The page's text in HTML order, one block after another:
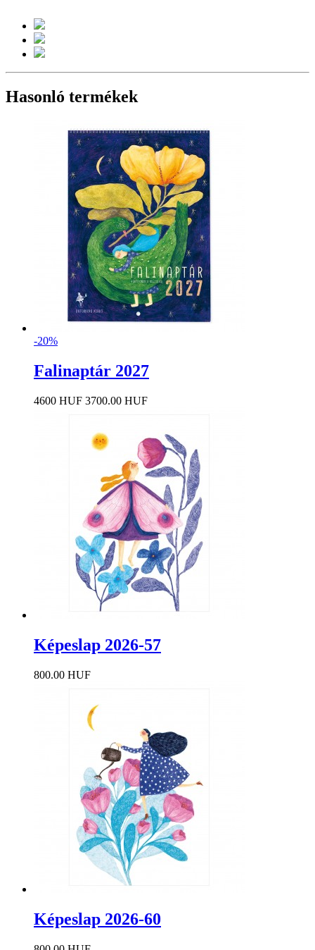
Hasonló termékek
-20%
Falinaptár 2027
4600 HUF 3700.00 HUF
Képeslap 2026-57
800.00 HUF
Képeslap 2026-60